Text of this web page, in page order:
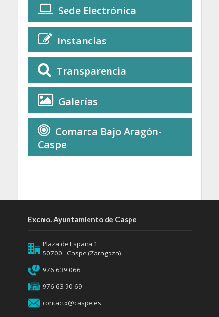
Sede Electrónica
Instancias
Transparencia
Galerías
Comarca Bajo Aragón-
Caspe
Excmo. Ayuntamiento de Caspe
Plaza de España 1
50700 - Caspe (Zaragoza)
976 639 066
976 63 90 69
contacto@caspe.es